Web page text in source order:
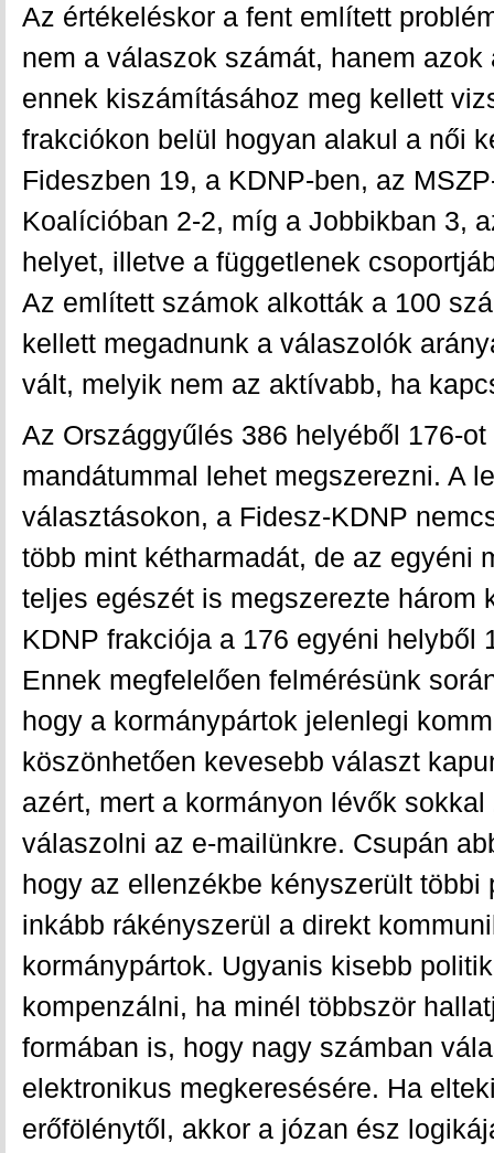
Az értékeléskor a fent említett
nem a válaszok számát, hanem
ennek kiszámításához meg kellett
frakciókon belül hogyan alakul a női
Fideszben 19, a KDNP-ben, az
Koalícióban 2-2, míg a Jobbikban 3,
helyet, illetve a függetlenek
Az említett számok alkották a 100
kellett megadnunk a válaszolók
vált, melyik nem az aktívabb, ha
Az Országgyűlés 386 helyéből 176-
mandátummal lehet megszerezni. A
választásokon, a Fidesz-KDNP
több mint kétharmadát, de az egyéni
teljes egészét is megszerezte három
KDNP frakciója a 176 egyéni helyből
Ennek megfelelően felmérésünk
hogy a kormánypártok jelenlegi
köszönhetően kevesebb választ
azért, mert a kormányon lévők sokkal
válaszolni az e-mailünkre. Csupán
hogy az ellenzékbe kényszerült
inkább rákényszerül a direkt
kormánypártok. Ugyanis kisebb
kompenzálni, ha minél többször
formában is, hogy nagy számban
elektronikus megkeresésére. Ha
erőfölénytől, akkor a józan ész